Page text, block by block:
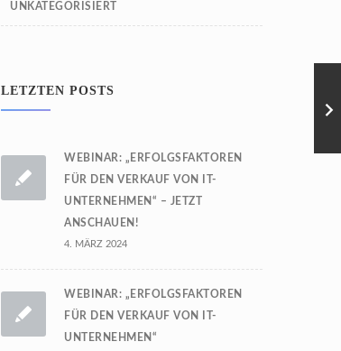
UNKATEGORISIERT
LETZTEN POSTS
WEBINAR: „ERFOLGSFAKTOREN
FÜR DEN VERKAUF VON IT-
UNTERNEHMEN“ – JETZT
ANSCHAUEN!
4. MÄRZ 2024
WEBINAR: „ERFOLGSFAKTOREN
FÜR DEN VERKAUF VON IT-
UNTERNEHMEN“